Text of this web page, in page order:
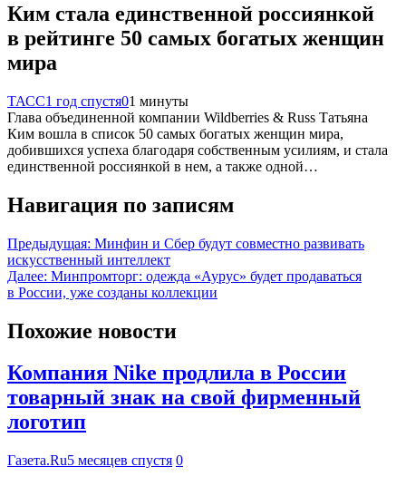
Ким стала единственной россиянкой
в рейтинге 50 самых богатых женщин
мира
ТАСС1 год спустя01 минуты
Глава объединенной компании Wildberries & Russ Татьяна
Ким вошла в список 50 самых богатых женщин мира,
добившихся успеха благодаря собственным усилиям, и стала
единственной россиянкой в нем, а также одной…
Навигация по записям
Предыдущая: Минфин и Сбер будут совместно развивать
искусственный интеллект
Далее: Минпромторг: одежда «Аурус» будет продаваться
в России, уже созданы коллекции
Похожие новости
Компания Nike продлила в России
товарный знак на свой фирменный
логотип
Газета.Ru5 месяцев спустя 0